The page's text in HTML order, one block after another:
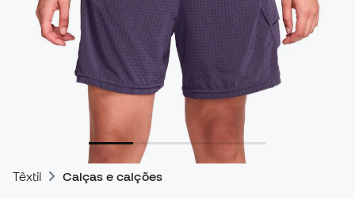
Têxtil Calças e calções